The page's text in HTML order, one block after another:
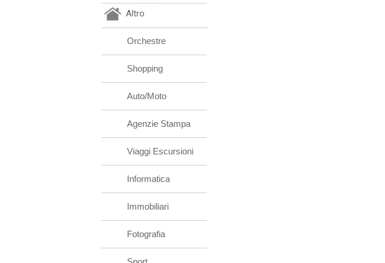
Altro
Orchestre
Shopping
Auto/Moto
Agenzie Stampa
Viaggi Escursioni
Informatica
Immobiliari
Fotografia